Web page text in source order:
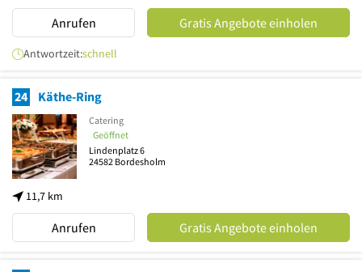
Anrufen Gratis Angebote einholen
Antwortzeit:schnell
24 Käthe-Ring
11,7 km
Catering
Geöffnet
Lindenplatz 6
24582 Bordesholm
Anrufen Gratis Angebote einholen